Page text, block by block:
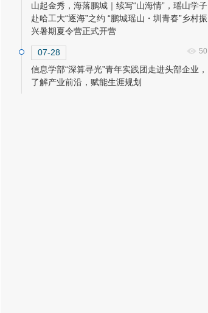
山起金秀，海落鹏城｜续写“山海情”，瑶山学子
赴哈工大“逐海”之约 “鹏城瑶山・圳青春”乡村振
兴暑期夏令营正式开营
07-28 50
信息学部“深算寻光”青年实践团走进头部企业，
了解产业前沿，赋能生涯规划